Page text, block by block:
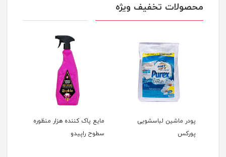
محصولات تخفیف ویژه
پودر ماشین لباسشویی
پورکس
مایع پاک کننده هزار منظوره
سطوح راپیدو